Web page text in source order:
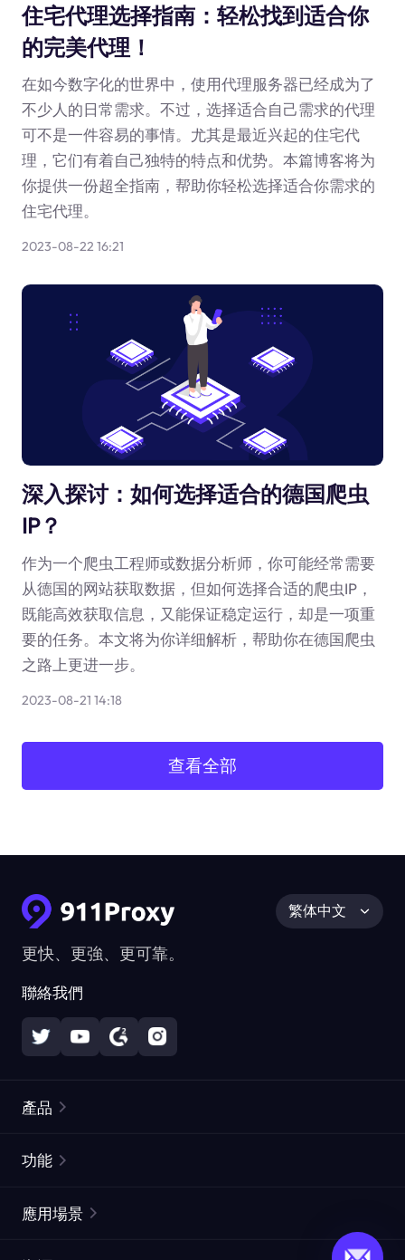
住宅代理选择指南：轻松找到适合你
的完美代理！
在如今数字化的世界中，使用代理服务器已经成为了
不少人的日常需求。不过，选择适合自己需求的代理
可不是一件容易的事情。尤其是最近兴起的住宅代
理，它们有着自己独特的特点和优势。本篇博客将为
你提供一份超全指南，帮助你轻松选择适合你需求的
住宅代理。
2023-08-22 16:21
深入探讨：如何选择适合的德国爬虫
IP？
作为一个爬虫工程师或数据分析师，你可能经常需要
从德国的网站获取数据，但如何选择合适的爬虫IP，
既能高效获取信息，又能保证稳定运行，却是一项重
要的任务。本文将为你详细解析，帮助你在德国爬虫
之路上更进一步。
2023-08-21 14:18
查看全部
更快、更強、更可靠。
聯絡我們
繁体中文
產品
靜態住宅代理
功能
應用場景